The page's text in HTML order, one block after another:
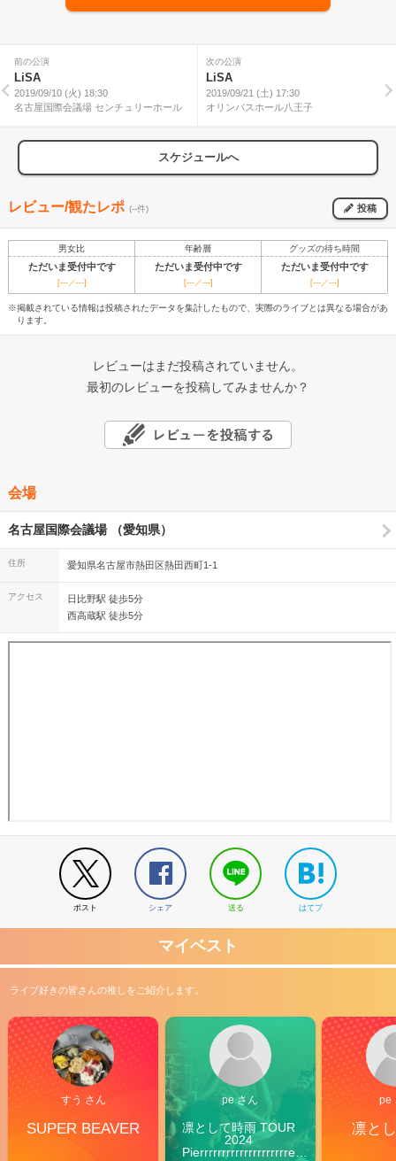
前の公演
LiSA
2019/09/10 (火) 18:30
名古屋国際会議場 センチュリーホール
次の公演
LiSA
2019/09/21 (土) 17:30
オリンパスホール八王子
スケジュールへ
レビュー/観たレポ (--件) 投稿
男女比 年齢層 グッズの待ち時間
ただいま受付中です ただいま受付中です ただいま受付中です
[---／---] [---／---] [---／---]
※掲載されている情報は投稿されたデータを集計したもので、実際のライブとは異なる場合があ
ります。
レビューはまだ投稿されていません。
最初のレビューを投稿してみませんか？
会場
名古屋国際会議場 （愛知県）
住所 愛知県名古屋市熱田区熱田西町1-1
アクセス
日比野駅 徒歩5分
西高蔵駅 徒歩5分
ポスト シェア 送る はてブ
マイベスト
ライブ好きの皆さんの推しをご紹介します。
すう さん
SUPER BEAVER
pe さん
凛として時雨 TOUR
2024
Pierrrrrrrrrrrrrrrrrrrre
pe
凛と